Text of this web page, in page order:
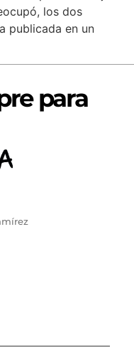
los dos
publicada en un
para